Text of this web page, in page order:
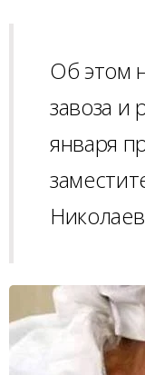
Об этом
завоза и
января